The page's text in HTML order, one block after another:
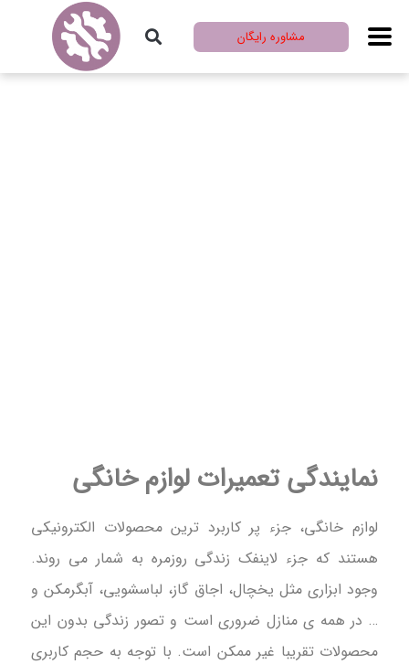
مشاوره رایگان
نمایندگی تعمیرات لوازم خانگی
لوازم خانگی، جزء پر کاربرد ترین محصولات الکترونیکی
هستند که جزء لاینفک زندگی روزمره به شمار می روند.
وجود ابزاری مثل یخچال، اجاق گاز، لباسشویی، آبگرمکن و
… در همه ی منازل ضروری است و تصور زندگی بدون این
محصولات تقریبا غیر ممکن است. با توجه به حجم کاربری